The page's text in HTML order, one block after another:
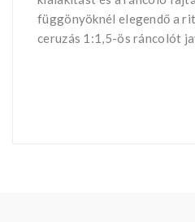
függönyöknél elegendő a
ceruzás 1:1,5-ös ráncolót